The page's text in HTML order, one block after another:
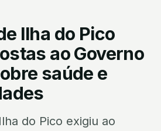
Ilha do Pico
ao Governo
saúde e
do Pico exigiu ao